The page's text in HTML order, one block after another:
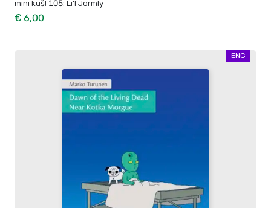
mini kuš! 105: Li'l Jormly
€ 6,00
ENG